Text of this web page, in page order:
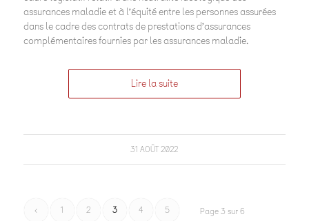
assurances maladie et à l’équité entre les personnes assurées
dans le cadre des contrats de prestations d’assurances
complémentaires fournies par les assurances maladie.
Lire la suite
31 AOÛT 2022
Page 3 sur 6
‹ 1 2 3 4 5